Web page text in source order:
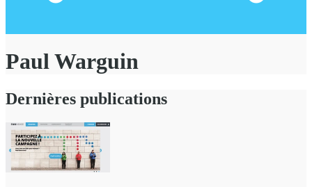
Paul Warguin
Dernières publications